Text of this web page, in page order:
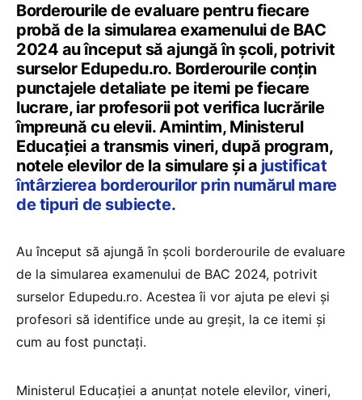
Borderourile de evaluare pentru fiecare
probă de la simularea examenului de BAC
2024 au început să ajungă în școli, potrivit
surselor Edupedu.ro. Borderourile conțin
punctajele detaliate pe itemi pe fiecare
lucrare, iar profesorii pot verifica lucrările
împreună cu elevii. Amintim, Ministerul
Educației a transmis vineri, după program,
notele elevilor de la simulare și a justificat
întârzierea borderourilor prin numărul mare
de tipuri de subiecte.
Au început să ajungă în școli borderourile de evaluare
de la simularea examenului de BAC 2024, potrivit
surselor Edupedu.ro. Acestea îi vor ajuta pe elevi și
profesori să identifice unde au greșit, la ce itemi și
cum au fost punctați.
Ministerul Educației a anunțat notele elevilor, vineri,